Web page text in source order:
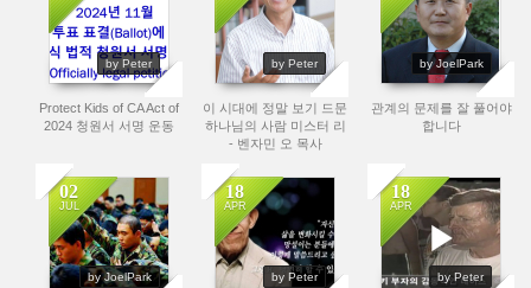
by Peter
2420
Protect Kids of CA Act of
2024 청원서 서명 운동
by Peter
2597
이 시대에 정말 보기 드문
하나님의 사람 미스터 리
- 벤자민 오 목사
by JoelPark
2883
관계의 문제를 잘 풀어야
합니다
02
JUL
by JoelPark
2840
18
APR
by Peter
2931
18
APR
by Peter
1926